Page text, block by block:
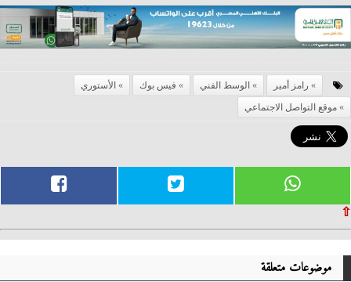
رامز أمير الوسط الفني فيس بوك
الأستوري
موقع التواصل الاجتماعي
⇧
موضوعات متعلقة